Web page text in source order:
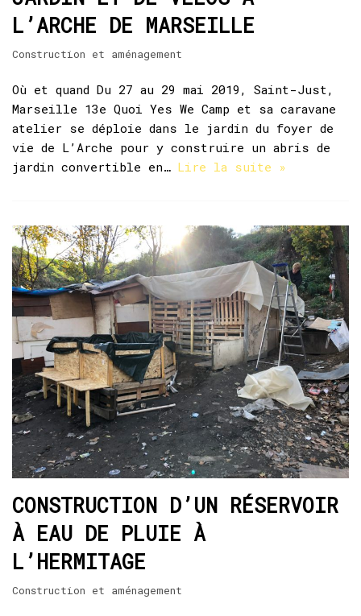
L’ARCHE DE MARSEILLE
Construction et aménagement
Où et quand Du 27 au 29 mai 2019, Saint-Just,
Marseille 13e Quoi Yes We Camp et sa caravane
atelier se déploie dans le jardin du foyer de
vie de L’Arche pour y construire un abris de
jardin convertible en… Lire la suite »
CONSTRUCTION D’UN RÉSERVOIR
À EAU DE PLUIE À
L’HERMITAGE
Construction et aménagement